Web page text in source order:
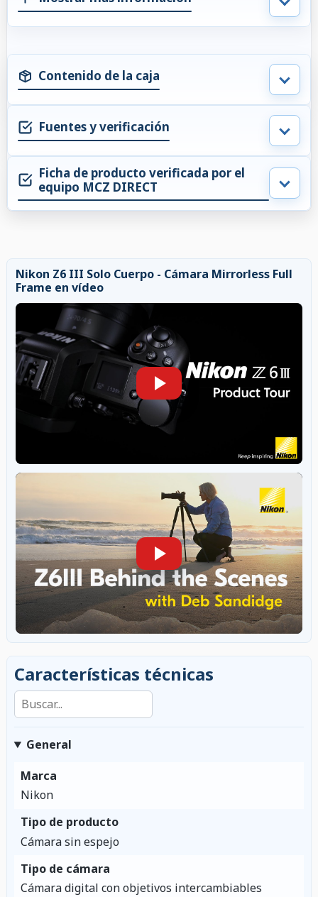
Contenido de la caja
Fuentes y verificación
Ficha de producto verificada por el
equipo MCZ DIRECT
Nikon Z6 III Solo Cuerpo - Cámara Mirrorless Full
Frame en vídeo
Características técnicas
Buscar en las características
General
Marca
Nikon
Tipo de producto
Cámara sin espejo
Tipo de cámara
Cámara digital con objetivos intercambiables